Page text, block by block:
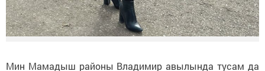
Мин Мамадыш районы Владимир авылында тусам да